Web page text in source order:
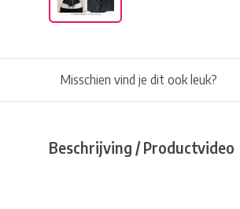
Misschien vind je dit ook leuk?
Beschrijving / Productvideo